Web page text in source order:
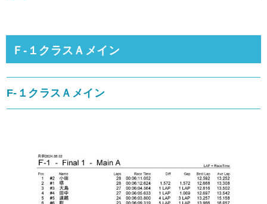
Ｆ-１クラスＡメイン
F-１クラスＡメイン